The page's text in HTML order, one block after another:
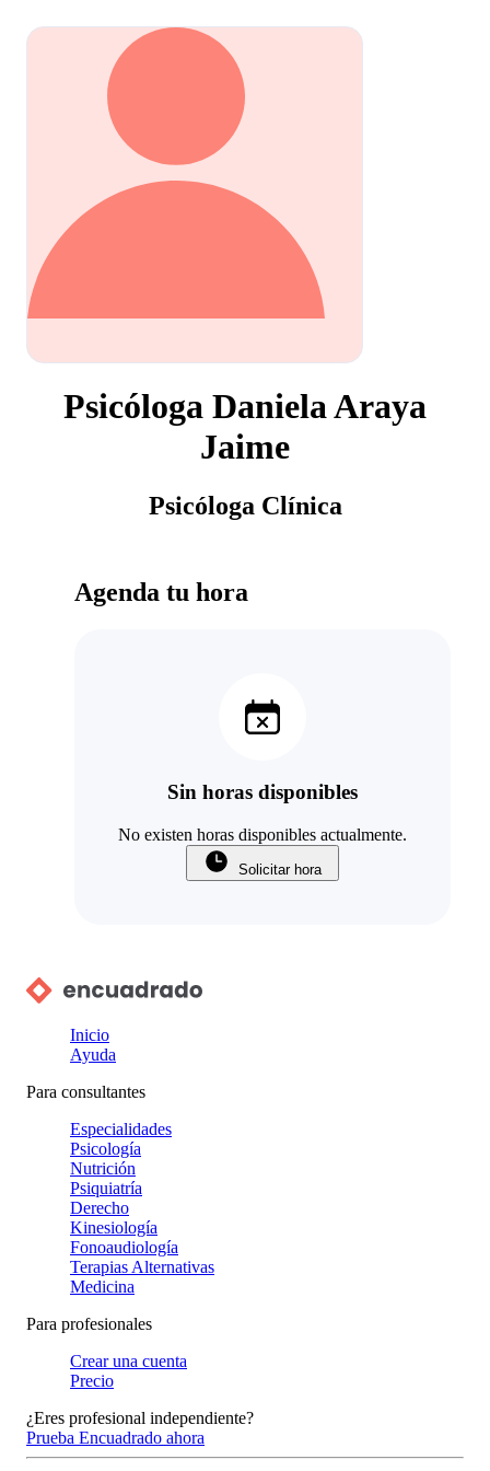
Psicóloga Daniela Araya
Jaime
Psicóloga Clínica
Agenda tu hora
Sin horas disponibles
No existen horas disponibles actualmente.
Solicitar hora
Inicio
Ayuda
Para consultantes
Especialidades
Psicología
Nutrición
Psiquiatría
Derecho
Kinesiología
Fonoaudiología
Terapias Alternativas
Medicina
Para profesionales
Crear una cuenta
Precio
¿Eres profesional independiente?
Prueba Encuadrado ahora